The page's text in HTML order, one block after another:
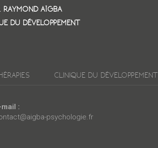
RAYMOND AÏGBA
DU DÉVELOPPEMENT
CLINIQUE DU DÉVELOPPEMENT
mail :
psychologie.fr